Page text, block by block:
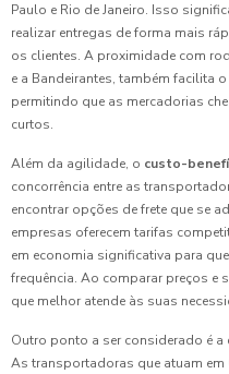
Paulo e Rio de Janeiro. Isso
realizar entregas de forma mais
os clientes. A proximidade com
e a Bandeirantes, também facilita
permitindo que as mercadorias
curtos.
Além da agilidade, o custo-
concorrência entre as
encontrar opções de frete que se
empresas oferecem tarifas
em economia significativa para
frequência. Ao comparar preços e
que melhor atende às suas
Outro ponto a ser considerado é a
As transportadoras que atuam